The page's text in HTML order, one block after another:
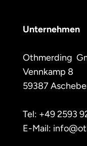
Unternehmen
Othmerding
Vennkamp 8
59387
Tel: +49 2593
E-Mail: